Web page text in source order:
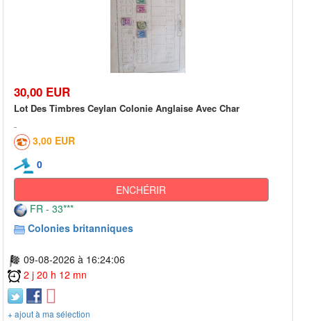
30,00 EUR
Lot Des Timbres Ceylan Colonie Anglaise Avec Char
3,00 EUR
0
ENCHÉRIR
FR - 33***
Colonies britanniques
09-08-2026 à 16:24:06
2 j 20 h 12 mn
+ ajout à ma sélection